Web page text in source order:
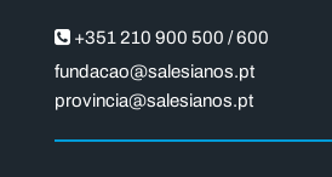
+351 210 900 500 / 600
fundacao@salesianos.pt
provincia@salesianos.pt